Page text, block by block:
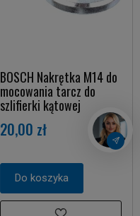
BOSCH Nakrętka M14 do
mocowania tarcz do
szlifierki kątowej
20,00 zł
Do koszyka